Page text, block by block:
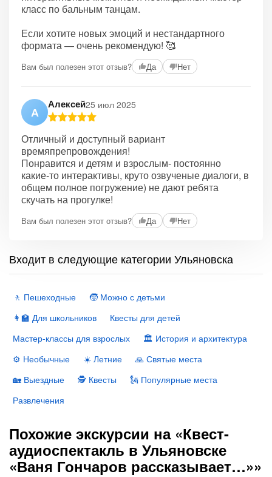
класс по бальным танцам.
Если хотите новых эмоций и нестандартного
формата — очень рекомендую! 🥰
Вам был полезен этот отзыв? Да Нет
А
Алексей25 июл 2025
Отличный и доступный вариант
времяпрепровождения!
Понравится и детям и взрослым- постоянно
какие-то интерактивы, круто озвученые диалоги, в
общем полное погружение) не дают ребята
скучать на прогулке!
Вам был полезен этот отзыв? Да Нет
Входит в следующие категории Ульяновска
🚶 Пешеходные
🧒 Можно с детьми
👩‍🏫 Для школьников
Квесты для детей
Мастер-классы для взрослых
🏛 История и архитектура
⚙️ Необычные
☀️ Летние
🙏 Святые места
🏡 Выездные
🕵️ Квесты
🗽 Популярные места
Развлечения
Похожие экскурсии на «Квест-
аудиоспектакль в Ульяновске
«Ваня Гончаров рассказывает…»»